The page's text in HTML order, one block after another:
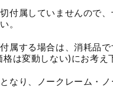
付属していませんので
。
属する場合は、消耗品
は変動しない)にお考え
なり、ノークレーム・